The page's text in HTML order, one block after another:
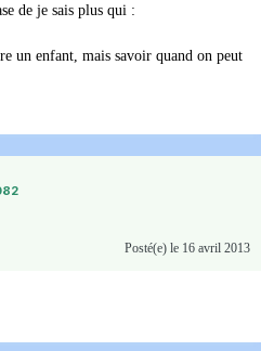
de je sais plus qui :
un enfant, mais savoir quand on peut
Posté(e) le 16 avril 2013